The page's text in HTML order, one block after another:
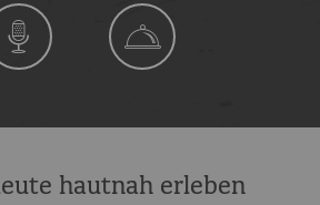
hautnah erleben